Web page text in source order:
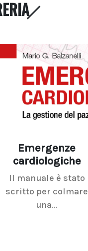
Emergenze
cardiologiche
Il manuale è stato
scritto per colmare
una...